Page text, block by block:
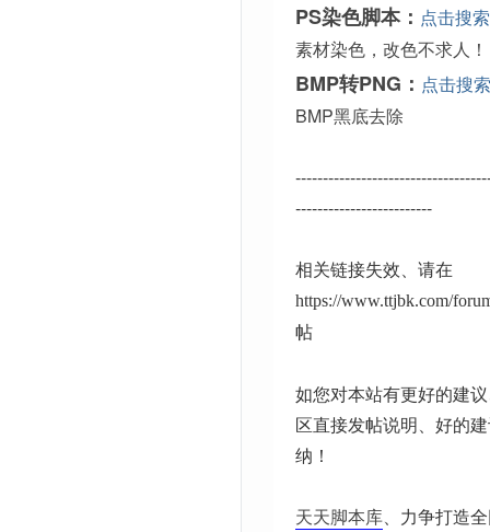
PS染色脚本： 点击搜索
素材染色，改色不求人！
BMP转PNG： 点击搜索
BMP黑底去除
-------------------------
相关链接失效、请在
https://www.ttjbk.com/
帖
如您对本站有更好的建
区直接发帖说明、好的
纳！
天天脚本库、力争打造